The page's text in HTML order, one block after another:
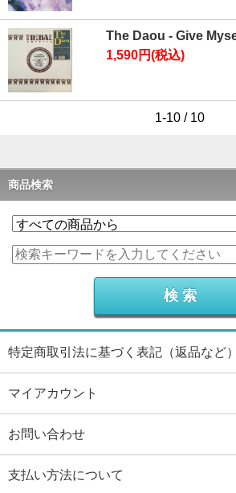
The Daou - Give
1,590円(税込)
1-10 / 10
商品検索
特定商取引法に基づく表記（返品など）
マイアカウント
お問い合わせ
支払い方法について